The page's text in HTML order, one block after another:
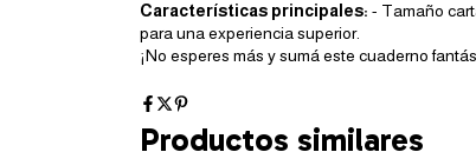
Características principales: - Tamaño
para una experiencia superior.
¡No esperes más y sumá este cuaderno
Productos similares